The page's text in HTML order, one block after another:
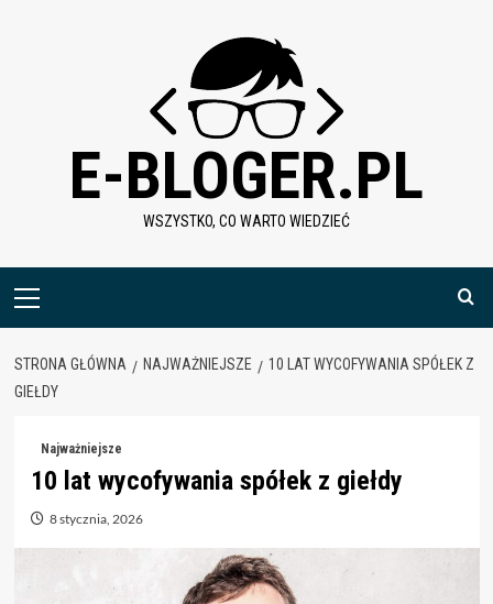
E-BLOGER.PL
WSZYSTKO, CO WARTO WIEDZIEĆ
Menu
STRONA GŁÓWNA NAJWAŻNIEJSZE
10 LAT WYCOFYWANIA SPÓŁEK Z
GIEŁDY
Najważniejsze
10 lat wycofywania spółek z giełdy
8 stycznia, 2026